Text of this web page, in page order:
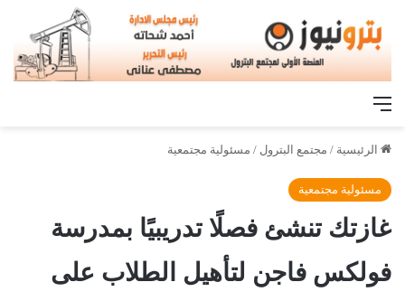
القائمة
الرئيسية / مجتمع البترول / مسئولية مجتمعية
مسئولية مجتمعية
غازتك تنشئ فصلًا تدريبيًا بمدرسة
فولكس فاجن لتأهيل الطلاب على